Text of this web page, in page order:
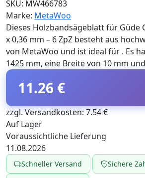
SKU: MW466783
Marke: MetaWoo
Dieses Holzbandsägeblatt für Güde
x 0,36 mm – 6 ZpZ besteht aus
von MetaWoo und ist ideal für . Es
1425 mm, eine Breite von 10 mm
11.26 €
zzgl. Versandkosten: 7.54 €
Auf Lager
Voraussichtliche Lieferung
11.08.2026
Schneller Versand Sichere